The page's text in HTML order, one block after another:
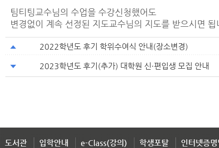
팀티팅교수님의 수업을 수강신청했어도
변경없이 계속 선정된 지도교수님의 지도를 받으시면
2022학년도 후기 학위수여식 안내(장소변경)
2023학년도 후기(추가) 대학원 신·편입생 모집 안내
도서관 입학안내 e-Class(강의) 학생포탈 인터넷증